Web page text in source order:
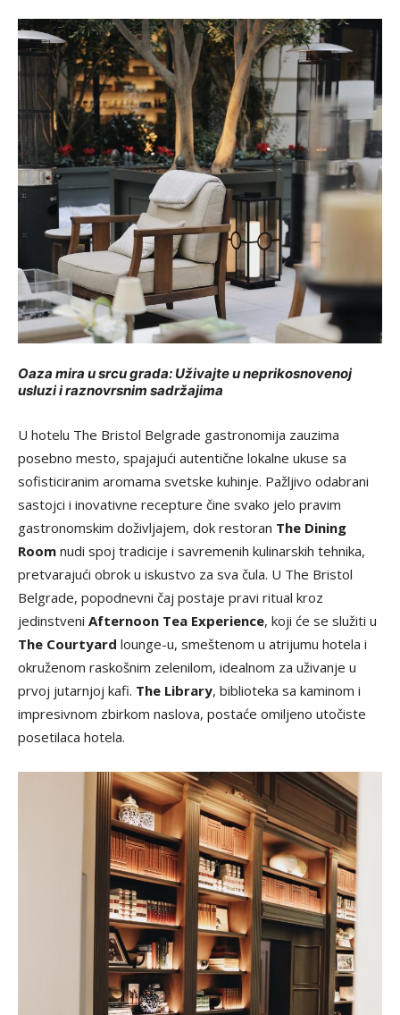
Oaza mira u srcu grada: Uživajte u neprikosnovenoj
usluzi i raznovrsnim sadržajima
U hotelu The Bristol Belgrade gastronomija zauzima
posebno mesto, spajajući autentične lokalne ukuse sa
sofisticiranim aromama svetske kuhinje. Pažljivo odabrani
sastojci i inovativne recepture čine svako jelo pravim
gastronomskim doživljajem, dok restoran The Dining
Room nudi spoj tradicije i savremenih kulinarskih tehnika,
pretvarajući obrok u iskustvo za sva čula. U The Bristol
Belgrade, popodnevni čaj postaje pravi ritual kroz
jedinstveni Afternoon Tea Experience, koji će se služiti u
The Courtyard lounge-u, smeštenom u atrijumu hotela i
okruženom raskošnim zelenilom, idealnom za uživanje u
prvoj jutarnjoj kafi. The Library, biblioteka sa kaminom i
impresivnom zbirkom naslova, postaće omiljeno utočiste
posetilaca hotela.